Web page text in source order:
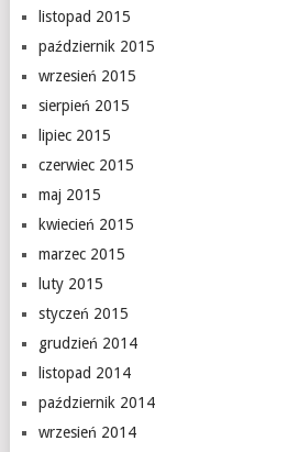
listopad 2015
październik 2015
wrzesień 2015
sierpień 2015
lipiec 2015
czerwiec 2015
maj 2015
kwiecień 2015
marzec 2015
luty 2015
styczeń 2015
grudzień 2014
listopad 2014
październik 2014
wrzesień 2014